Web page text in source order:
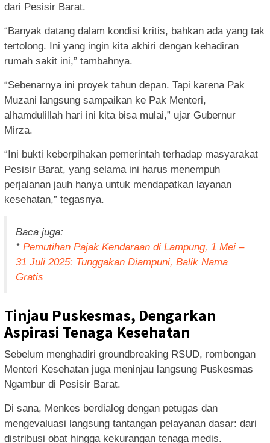
dari Pesisir Barat.
“Banyak datang dalam kondisi kritis, bahkan ada yang tak
tertolong. Ini yang ingin kita akhiri dengan kehadiran
rumah sakit ini,” tambahnya.
“Sebenarnya ini proyek tahun depan. Tapi karena Pak
Muzani langsung sampaikan ke Pak Menteri,
alhamdulillah hari ini kita bisa mulai,” ujar Gubernur
Mirza.
“Ini bukti keberpihakan pemerintah terhadap masyarakat
Pesisir Barat, yang selama ini harus menempuh
perjalanan jauh hanya untuk mendapatkan layanan
kesehatan,” tegasnya.
Baca juga:
* Pemutihan Pajak Kendaraan di Lampung, 1 Mei –
31 Juli 2025: Tunggakan Diampuni, Balik Nama
Gratis
Tinjau Puskesmas, Dengarkan
Aspirasi Tenaga Kesehatan
Sebelum menghadiri groundbreaking RSUD, rombongan
Menteri Kesehatan juga meninjau langsung Puskesmas
Ngambur di Pesisir Barat.
Di sana, Menkes berdialog dengan petugas dan
mengevaluasi langsung tantangan pelayanan dasar: dari
distribusi obat hingga kekurangan tenaga medis.